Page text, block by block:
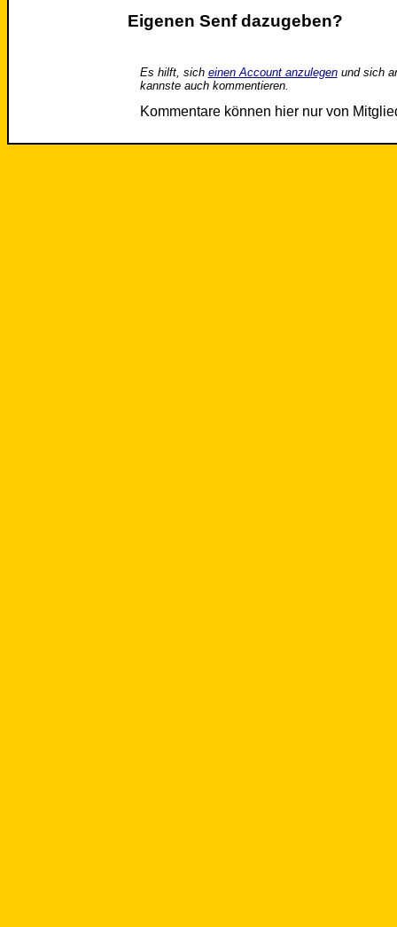
Eigenen Senf dazugeben?
Es hilft, sich einen Account anzulegenund sich
kannste auch kommentieren.
Kommentare können hier nur von